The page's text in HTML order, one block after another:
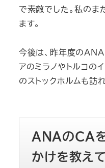
で素敵でした。私のま
ます。
今後は、昨年度の
アのミラノやトルコの
のストックホルムも訪
ANAのCA
かけを教え